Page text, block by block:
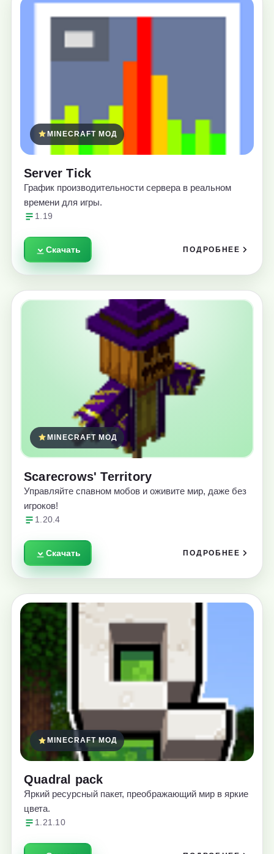
MINECRAFT МОД
Server Tick
График производительности сервера в реальном
времени для игры.
1.19
Скачать ПОДРОБНЕЕ
MINECRAFT МОД
Scarecrows' Territory
Управляйте спавном мобов и оживите мир, даже без
игроков!
1.20.4
Скачать ПОДРОБНЕЕ
MINECRAFT МОД
Quadral pack
Яркий ресурсный пакет, преображающий мир в яркие
цвета.
1.21.10